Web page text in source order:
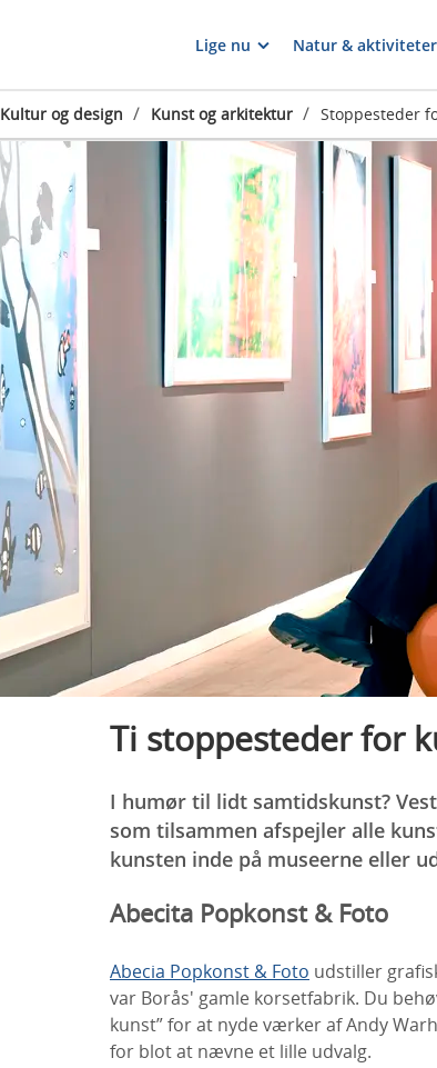
Lige nu Natur & aktiviteter
Kultur og design / Kunst og arkitektur / Stoppesteder
Ti stoppesteder for
I humør til lidt samtidskunst?
som tilsammen afspejler alle
kunsten inde på museerne eller
Abecita Popkonst & Foto
Abecia Popkonst & Foto udstiller
var Borås' gamle korsetfabrik. Du
kunst” for at nyde værker af Andy
for blot at nævne et lille udvalg.